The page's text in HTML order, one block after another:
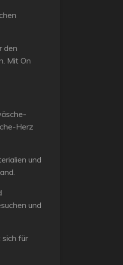
den
Mit On
Herz
und
und
für